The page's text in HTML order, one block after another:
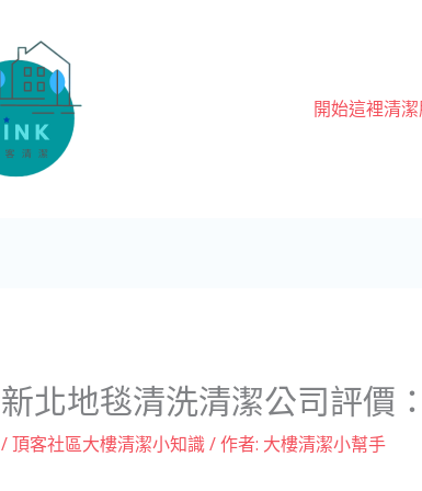
開始這裡清
新北地毯清洗清潔公司評價
/頂客社區大樓清潔小知識/ 作者: 大樓清潔小幫手